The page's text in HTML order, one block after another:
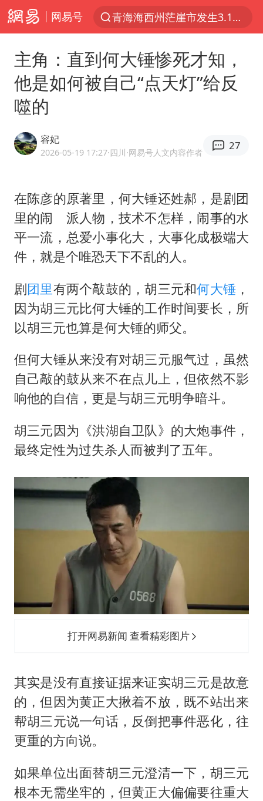
网易号
青海海西州茫崖市发生3.1级地震
台风白海豚登陆地点更新
吉林一“温度计大楼”读数爆表
宇树科技王兴兴身家有望超200亿元
村民谈“梅姨”：叫的其实是“媒姨”
中国养老床位“三连降”
贵州轮胎子公司获美国退税8136万
CIA被曝已秘密设立古巴工作组
曝韩足协曾为外籍裁判安排性招待
主角：直到何大锤惨死才知，
他是如何被自己“点天灯”给反
噬的
容妃
2026-05-19 17:27·四川·网易号人文内容作者
27
在陈彦的原著里， 何大锤还姓郝，是剧团
里的闹 派人物，技术不怎样，闹事的水
平一流，总爱小事化大，大事化成极端大
件，就是个唯恐天下不乱的人。
剧团里有两个敲鼓的，胡三元和何大锤 ，
因为胡三元比何大锤的工作时间要长，所
以胡三元也算是何大锤的师父。
但何大锤从来没有对胡三元服气过，虽然
自己敲的鼓从来不在点儿上，但依然不影
响他的自信，更是与胡三元明争暗斗。
胡三元因为《洪湖自卫队》的大炮事件，
最终定性为过失杀人而被判了五年。
打开网易新闻 查看精彩图片
其实是没有直接证据来证实胡三元是故意
的，但因为黄正大揪着不放，既不站出来
帮胡三元说一句话，反倒把事件恶化，往
更重的方向说。
如果单位出面替胡三元澄清一下，胡三元
根本无需坐牢的，但黄正大偏偏要往重大